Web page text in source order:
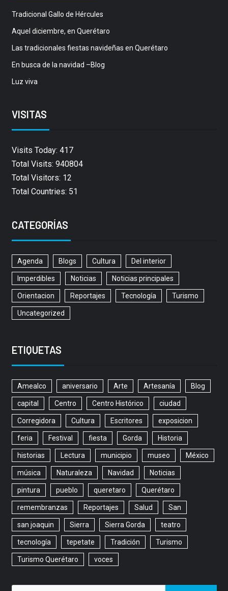
Tradicional Gallo de Hércules
Aquel diciembre, en Querétaro
Las tradicionales fiestas navideñas en Querétaro
En busca de la navidad –Blog
Luz viva
VISITAS
Visits Today: 417
Total Visits: 940804
Total Visitors: 12
Total Countries: 51
CATEGORÍAS
Agenda Blogs Cultura Del interior
Imperdibles Noticias Noticias principales
Orientacion Reportajes Tecnología Turismo
Uncategorized
ETIQUETAS
Amealco aniversario Arte Artesanía Blog
capital Centro Centro Histórico ciudad
Corregidora Cultura Escritores exposicion
feria Festival fiesta Gorda Historia
historias Lectura municipio museo México
música Naturaleza Navidad Noticias
pintura pueblo queretaro Querétaro
remembranzas Reportajes Salud San
san joaquin Sierra Sierra Gorda teatro
tecnología tepetate Tradición Turismo
Turismo Querétaro voces